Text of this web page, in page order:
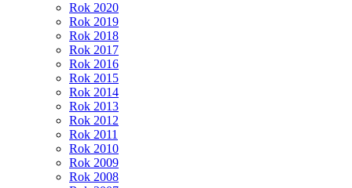
Rok 2020
Rok 2019
Rok 2018
Rok 2017
Rok 2016
Rok 2015
Rok 2014
Rok 2013
Rok 2012
Rok 2011
Rok 2010
Rok 2009
Rok 2008